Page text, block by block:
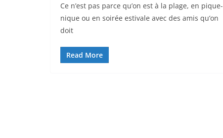
Ce n’est pas parce qu’on est à la plage, en pique-
nique ou en soirée estivale avec des amis qu’on
doit
Read More